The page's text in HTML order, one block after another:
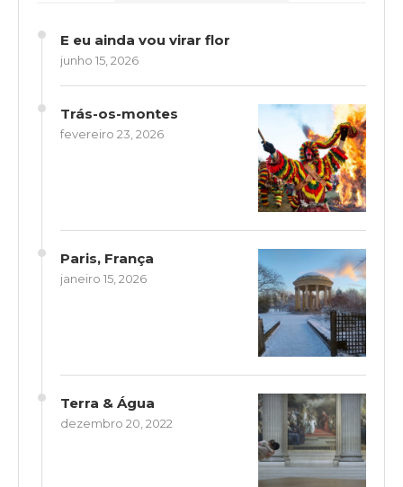
E eu ainda vou virar flor
junho 15, 2026
Trás-os-montes
fevereiro 23, 2026
Paris, França
janeiro 15, 2026
Terra & Água
dezembro 20, 2022